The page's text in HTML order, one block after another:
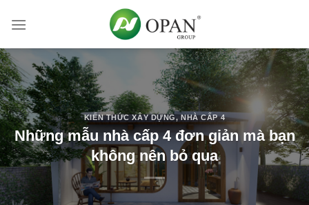
KIẾN THỨC XÂY DỰNG, NHÀ CẤP 4
Những mẫu nhà cấp 4 đơn giản mà bạn
không nên bỏ qua